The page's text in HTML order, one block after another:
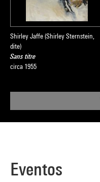
Shirley Jaffe (Shirley Sternstein,
dite)
Sans titre
circa 1955
Eventos